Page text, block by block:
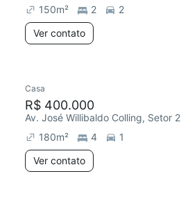
150m² 2
2
Ver contato
Casa
R$ 400.000
Av. José Willibaldo Colling, Setor 2
180m² 4
1
Ver contato